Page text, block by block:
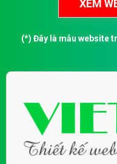
(*) Đây là mẫu website